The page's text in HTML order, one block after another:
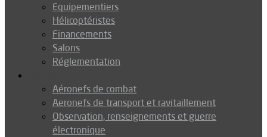
Equipementiers
Hélicoptéristes
Financements
Salons
Réglementation
Aéronefs de combat
Aeronefs de transport et ravitaillement
Observation, renseignements et guerre
électronique